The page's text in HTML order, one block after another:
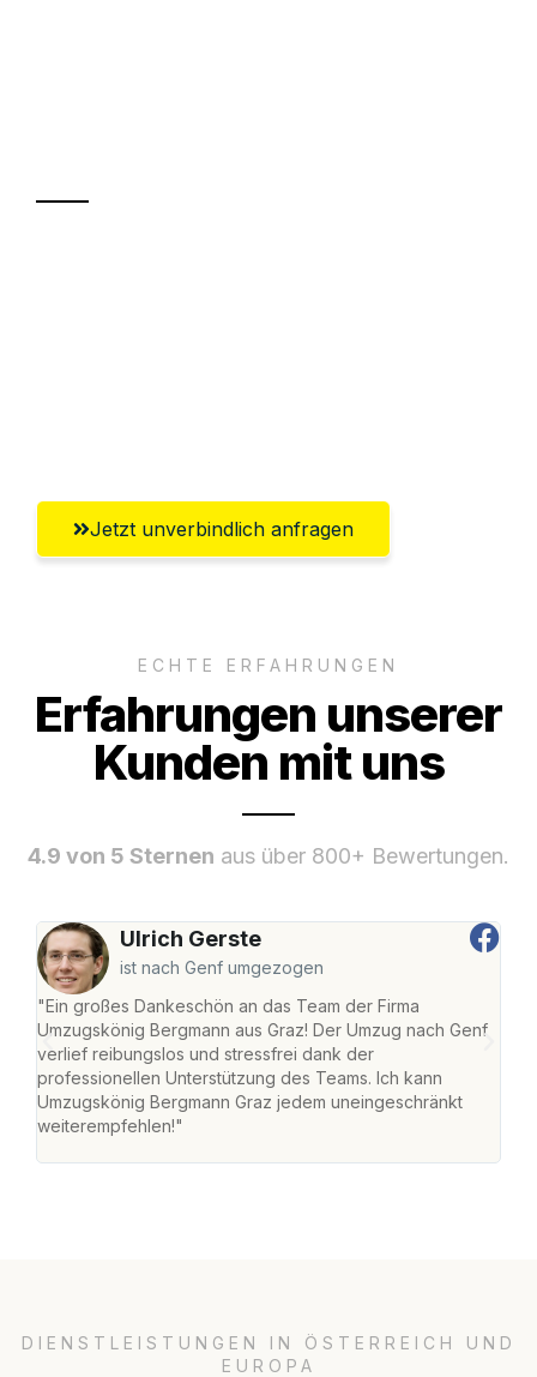
Jetzt unverbindlich anfragen
ECHTE ERFAHRUNGEN
Erfahrungen unserer
Kunden mit uns
4.9 von 5 Sternen aus über 800+ Bewertungen.
Ulrich Gerste
ist nach Genf umgezogen
"Ein großes Dankeschön an das Team der Firma
Umzugskönig Bergmann aus Graz! Der Umzug nach Genf
verlief reibungslos und stressfrei dank der
professionellen Unterstützung des Teams. Ich kann
Umzugskönig Bergmann Graz jedem uneingeschränkt
weiterempfehlen!"
DIENSTLEISTUNGEN IN ÖSTERREICH UND
EUROPA